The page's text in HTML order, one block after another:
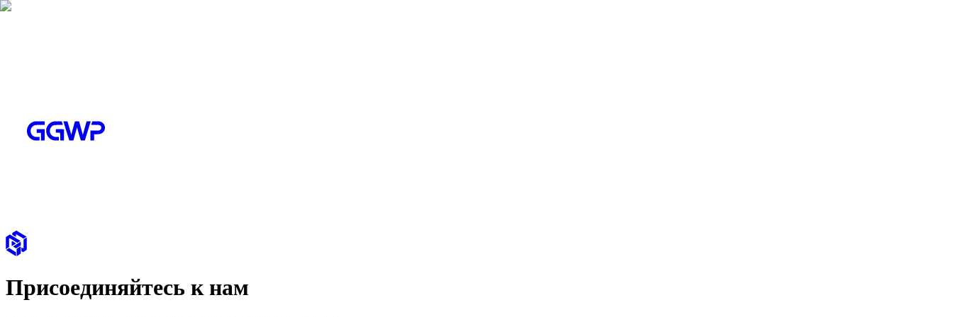
Присоединяйтесь к нам